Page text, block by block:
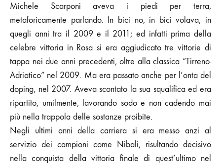
Michele Scarponi aveva i piedi per terra,
metaforicamente parlando. In bici no, in bici volava, in
quegli anni tra il 2009 e il 2011; ed infatti prima della
celebre vittoria in Rosa si era aggiudicato tre vittorie di
tappa nei due anni precedenti, oltre alla classica “Tirreno-
Adriatico” nel 2009. Ma era passato anche per l’onta del
doping, nel 2007. Aveva scontato la sua squalifica ed era
ripartito, umilmente, lavorando sodo e non cadendo mai
più nella trappola delle sostanze proibite.
Negli ultimi anni della carriera si era messo anzi al
servizio dei campioni come Nibali, risultando decisivo
nella conquista della vittoria finale di quest’ultimo nel